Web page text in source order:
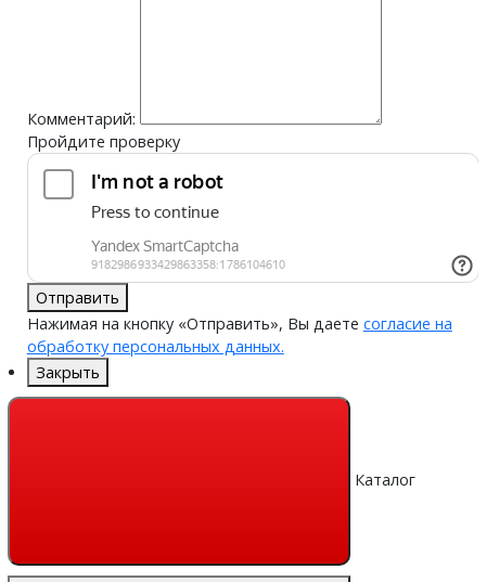
Комментарий:
Пройдите проверку
Отправить
Нажимая на кнопку «Отправить», Вы даете согласие на
обработку персональных данных.
Закрыть
Каталог